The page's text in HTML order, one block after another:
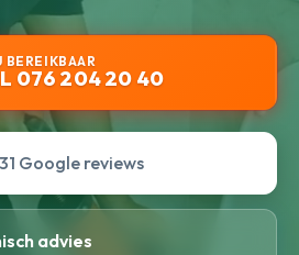
BEREIKBAAR
076 204 20 40
Google reviews
advies